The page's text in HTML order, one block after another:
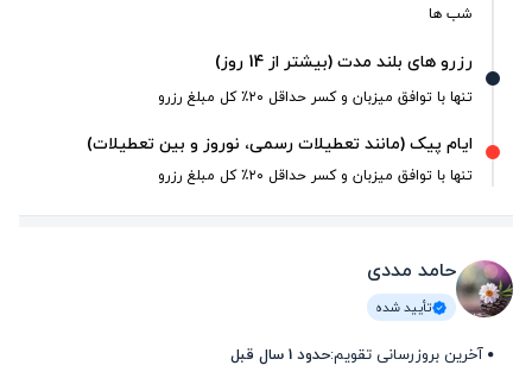
شب ها
رزرو های بلند مدت (بیشتر از 14 روز)
تنها با توافق میزبان و کسر حداقل ۲۰٪ کل مبلغ رزرو
ایام پیک (مانند تعطیلات رسمی، نوروز و بین تعطیلات)
تنها با توافق میزبان و کسر حداقل ۲۰٪ کل مبلغ رزرو
حامد مددی
تأیید شده
آخرین بروزرسانی تقویم:حدود 1 سال قبل